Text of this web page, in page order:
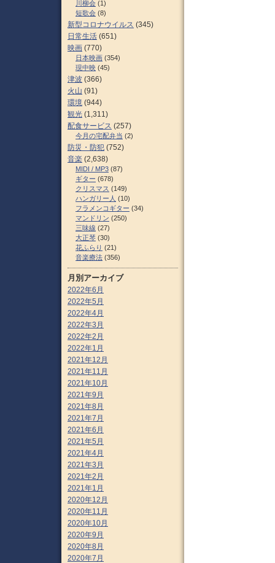
川柳会 (1)
短歌会 (8)
新型コロナウイルス (345)
日常生活 (651)
映画 (770)
日本映画 (354)
現中映 (45)
津波 (366)
火山 (91)
環境 (944)
観光 (1,311)
配食サービス (257)
今月の宅配弁当 (2)
防災・防犯 (752)
音楽 (2,638)
MIDI / MP3 (87)
ギター (678)
クリスマス (149)
ハンガリー人 (10)
フラメンコギター (34)
マンドリン (250)
三味線 (27)
大正琴 (30)
花ふらり (21)
音楽療法 (356)
月別アーカイブ
2022年6月
2022年5月
2022年4月
2022年3月
2022年2月
2022年1月
2021年12月
2021年11月
2021年10月
2021年9月
2021年8月
2021年7月
2021年6月
2021年5月
2021年4月
2021年3月
2021年2月
2021年1月
2020年12月
2020年11月
2020年10月
2020年9月
2020年8月
2020年7月